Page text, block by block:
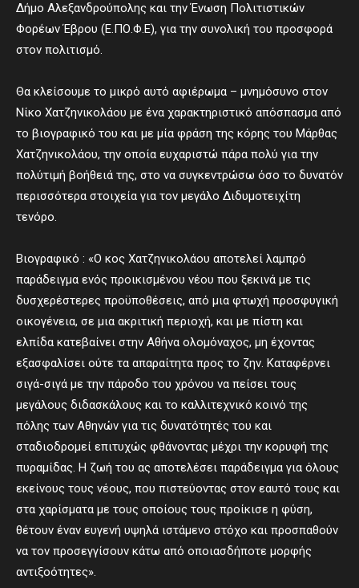
Δήμο Αλεξανδρούπολης και την Ένωση Πολιτιστικών
Φορέων Έβρου (Ε.ΠΟ.Φ.Ε), για την συνολική του προσφορά
στον πολιτισμό.
Θα κλείσουμε το μικρό αυτό αφιέρωμα – μνημόσυνο στον
Νίκο Χατζηνικολάου με ένα χαρακτηριστικό απόσπασμα από
το βιογραφικό του και με μία φράση της κόρης του Μάρθας
Χατζηνικολάου, την οποία ευχαριστώ πάρα πολύ για την
πολύτιμή βοήθειά της, στο να συγκεντρώσω όσο το δυνατόν
περισσότερα στοιχεία για τον μεγάλο Διδυμοτειχίτη
τενόρο.
Βιογραφικό : «Ο κος Χατζηνικολάου αποτελεί λαμπρό
παράδειγμα ενός προικισμένου νέου που ξεκινά με τις
δυσχερέστερες προϋποθέσεις, από μια φτωχή προσφυγική
οικογένεια, σε μια ακριτική περιοχή, και με πίστη και
ελπίδα κατεβαίνει στην Αθήνα ολομόναχος, μη έχοντας
εξασφαλίσει ούτε τα απαραίτητα προς το ζην. Καταφέρνει
σιγά-σιγά με την πάροδο του χρόνου να πείσει τους
μεγάλους διδασκάλους και το καλλιτεχνικό κοινό της
πόλης των Αθηνών για τις δυνατότητές του και
σταδιοδρομεί επιτυχώς φθάνοντας μέχρι την κορυφή της
πυραμίδας. Η ζωή του ας αποτελέσει παράδειγμα για όλους
εκείνους τους νέους, που πιστεύοντας στον εαυτό τους και
στα χαρίσματα με τους οποίους τους προίκισε η φύση,
θέτουν έναν ευγενή υψηλά ιστάμενο στόχο και προσπαθούν
να τον προσεγγίσουν κάτω από οποιασδήποτε μορφής
αντιξοότητες».